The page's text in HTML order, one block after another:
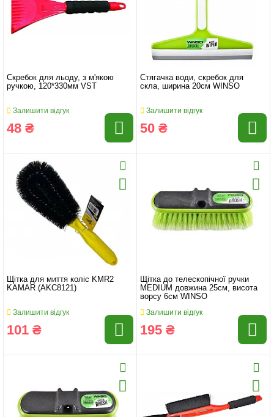
Скребок для льоду, з м'якою
ручкою, 120*330мм VST
Залишити відгук
48 ₴
Стягачка води, скребок для
скла, ширина 20см WINSO
Залишити відгук
50 ₴
Щітка для миття коліс KMR2
KAMAR (AKC8121)
Залишити відгук
101 ₴
Щітка до телескопічної ручки
MEDIUM довжина 25см, висота
ворсу 6см WINSO
Залишити відгук
195 ₴